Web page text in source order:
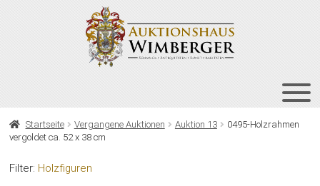
HOME
Startseite Vergangene Auktionen Auktion 13
0495-Holzrahmen
vergoldet ca. 52 x 38 cm
Filter: Holzfiguren